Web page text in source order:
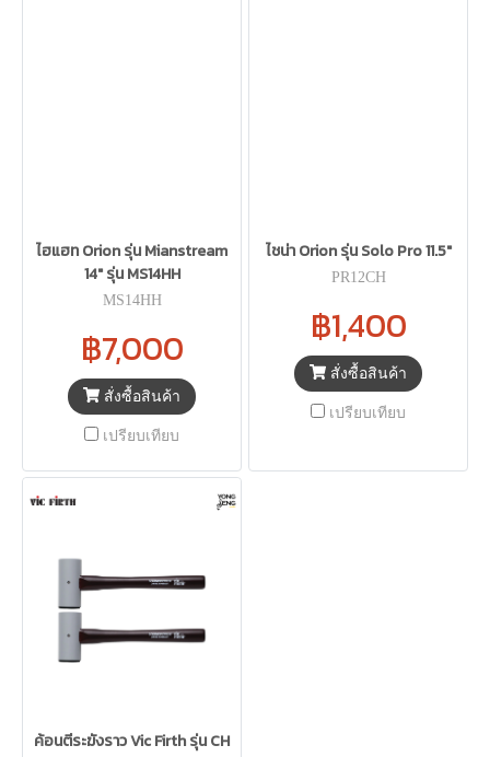
ไฮแฮท Orion รุ่น Mianstream
14" รุ่น MS14HH
MS14HH
฿7,000
สั่งซื้อสินค้า
เปรียบเทียบ
ไชน่า Orion รุ่น Solo Pro 11.5"
PR12CH
฿1,400
สั่งซื้อสินค้า
เปรียบเทียบ
ค้อนตีระฆังราว Vic Firth รุ่น CH